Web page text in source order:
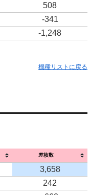
508
-341
-1,248
機種リストに戻る
差枚数
3,658
242